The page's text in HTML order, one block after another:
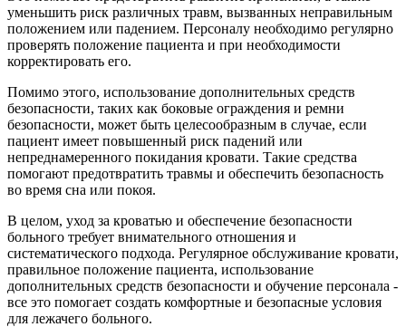
уменьшить риск различных травм, вызванных неправильным
положением или падением. Персоналу необходимо регулярно
проверять положение пациента и при необходимости
корректировать его.
Помимо этого, использование дополнительных средств
безопасности, таких как боковые ограждения и ремни
безопасности, может быть целесообразным в случае, если
пациент имеет повышенный риск падений или
непреднамеренного покидания кровати. Такие средства
помогают предотвратить травмы и обеспечить безопасность
во время сна или покоя.
В целом, уход за кроватью и обеспечение безопасности
больного требует внимательного отношения и
систематического подхода. Регулярное обслуживание кровати,
правильное положение пациента, использование
дополнительных средств безопасности и обучение персонала -
все это помогает создать комфортные и безопасные условия
для лежачего больного.